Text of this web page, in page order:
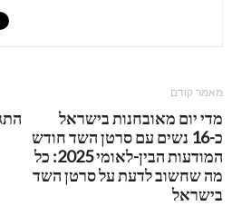
מאמר קודם
מדי יום מאובחנות בישראל
כ-16 נשים עם סרטן השד חודש
המודעות הבין-לאומי 2025: כל
מה שחשוב לדעת על סרטן השד
בישראל